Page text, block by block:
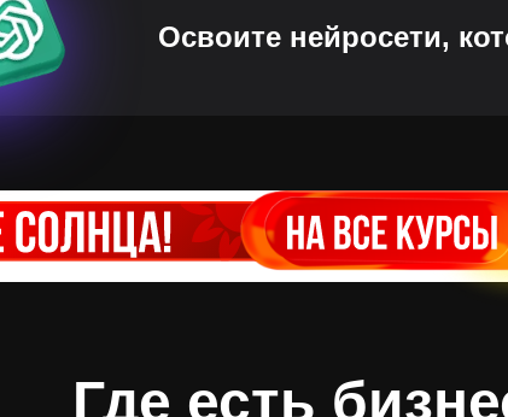
Освоите нейросети,
Где есть